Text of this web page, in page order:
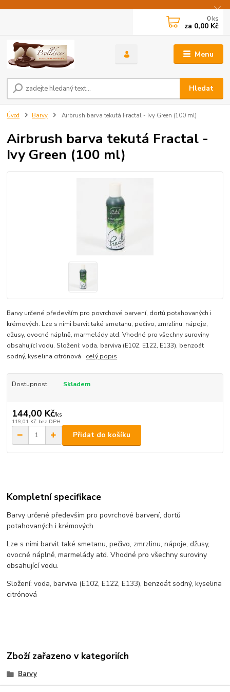
Menu
Hledat
0 ks
za 0,00 Kč
Úvod Barvy Airbrush barva tekutá Fractal - Ivy Green (100 ml)
Airbrush barva tekutá Fractal -
Ivy Green (100 ml)
Barvy určené především pro povrchové barvení, dortů potahovaných i
krémových. Lze s nimi barvit také smetanu, pečivo, zmrzlinu, nápoje,
džusy, ovocné náplně, marmelády atd. Vhodné pro všechny suroviny
obsahující vodu. Složení: voda, barviva (E102, E122, E133), benzoát
sodný, kyselina citrónová celý popis
Dostupnost Skladem
144,00 Kč/ks
119,01 Kč bez DPH
Přidat do košíku
Kompletní specifikace
Barvy určené především pro povrchové barvení, dortů
potahovaných i krémových.
Lze s nimi barvit také smetanu, pečivo, zmrzlinu, nápoje, džusy,
ovocné náplně, marmelády atd. Vhodné pro všechny suroviny
obsahující vodu.
Složení: voda, barviva (E102, E122, E133), benzoát sodný, kyselina
citrónová
Zboží zařazeno v kategoriích
Barvy